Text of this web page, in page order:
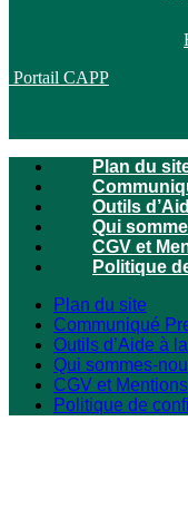
Portail CAPP
Plan du
Outils
Qui
CGV et
Politique
Plan du site
Communiqué
Outils d’Aide à
Qui sommes-
CGV et
Politique de